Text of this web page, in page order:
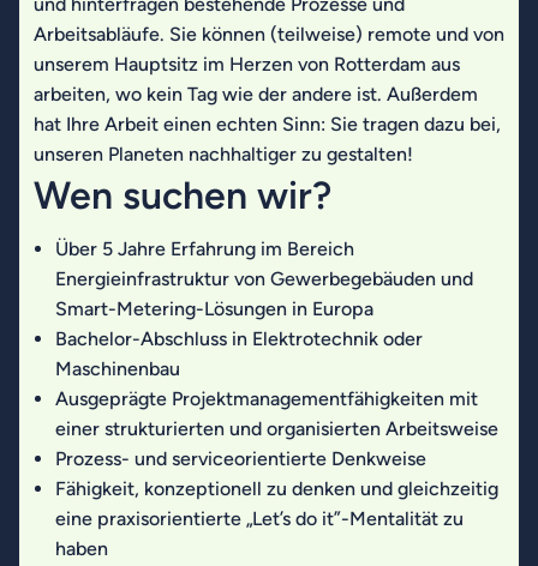
Arbeitsabläufe. Sie können (teilweise) remote und von
unserem Hauptsitz im Herzen von Rotterdam aus
arbeiten, wo kein Tag wie der andere ist. Außerdem
hat Ihre Arbeit einen echten Sinn: Sie tragen dazu bei,
unseren Planeten nachhaltiger zu gestalten!
Wen suchen wir?
Über 5 Jahre Erfahrung im Bereich
Energieinfrastruktur von Gewerbegebäuden und
Smart-Metering-Lösungen in Europa
Bachelor-Abschluss in Elektrotechnik oder
Maschinenbau
Ausgeprägte Projektmanagementfähigkeiten mit
einer strukturierten und organisierten Arbeitsweise
Prozess- und serviceorientierte Denkweise
Fähigkeit, konzeptionell zu denken und gleichzeitig
eine praxisorientierte „Let’s do it”-Mentalität zu
haben